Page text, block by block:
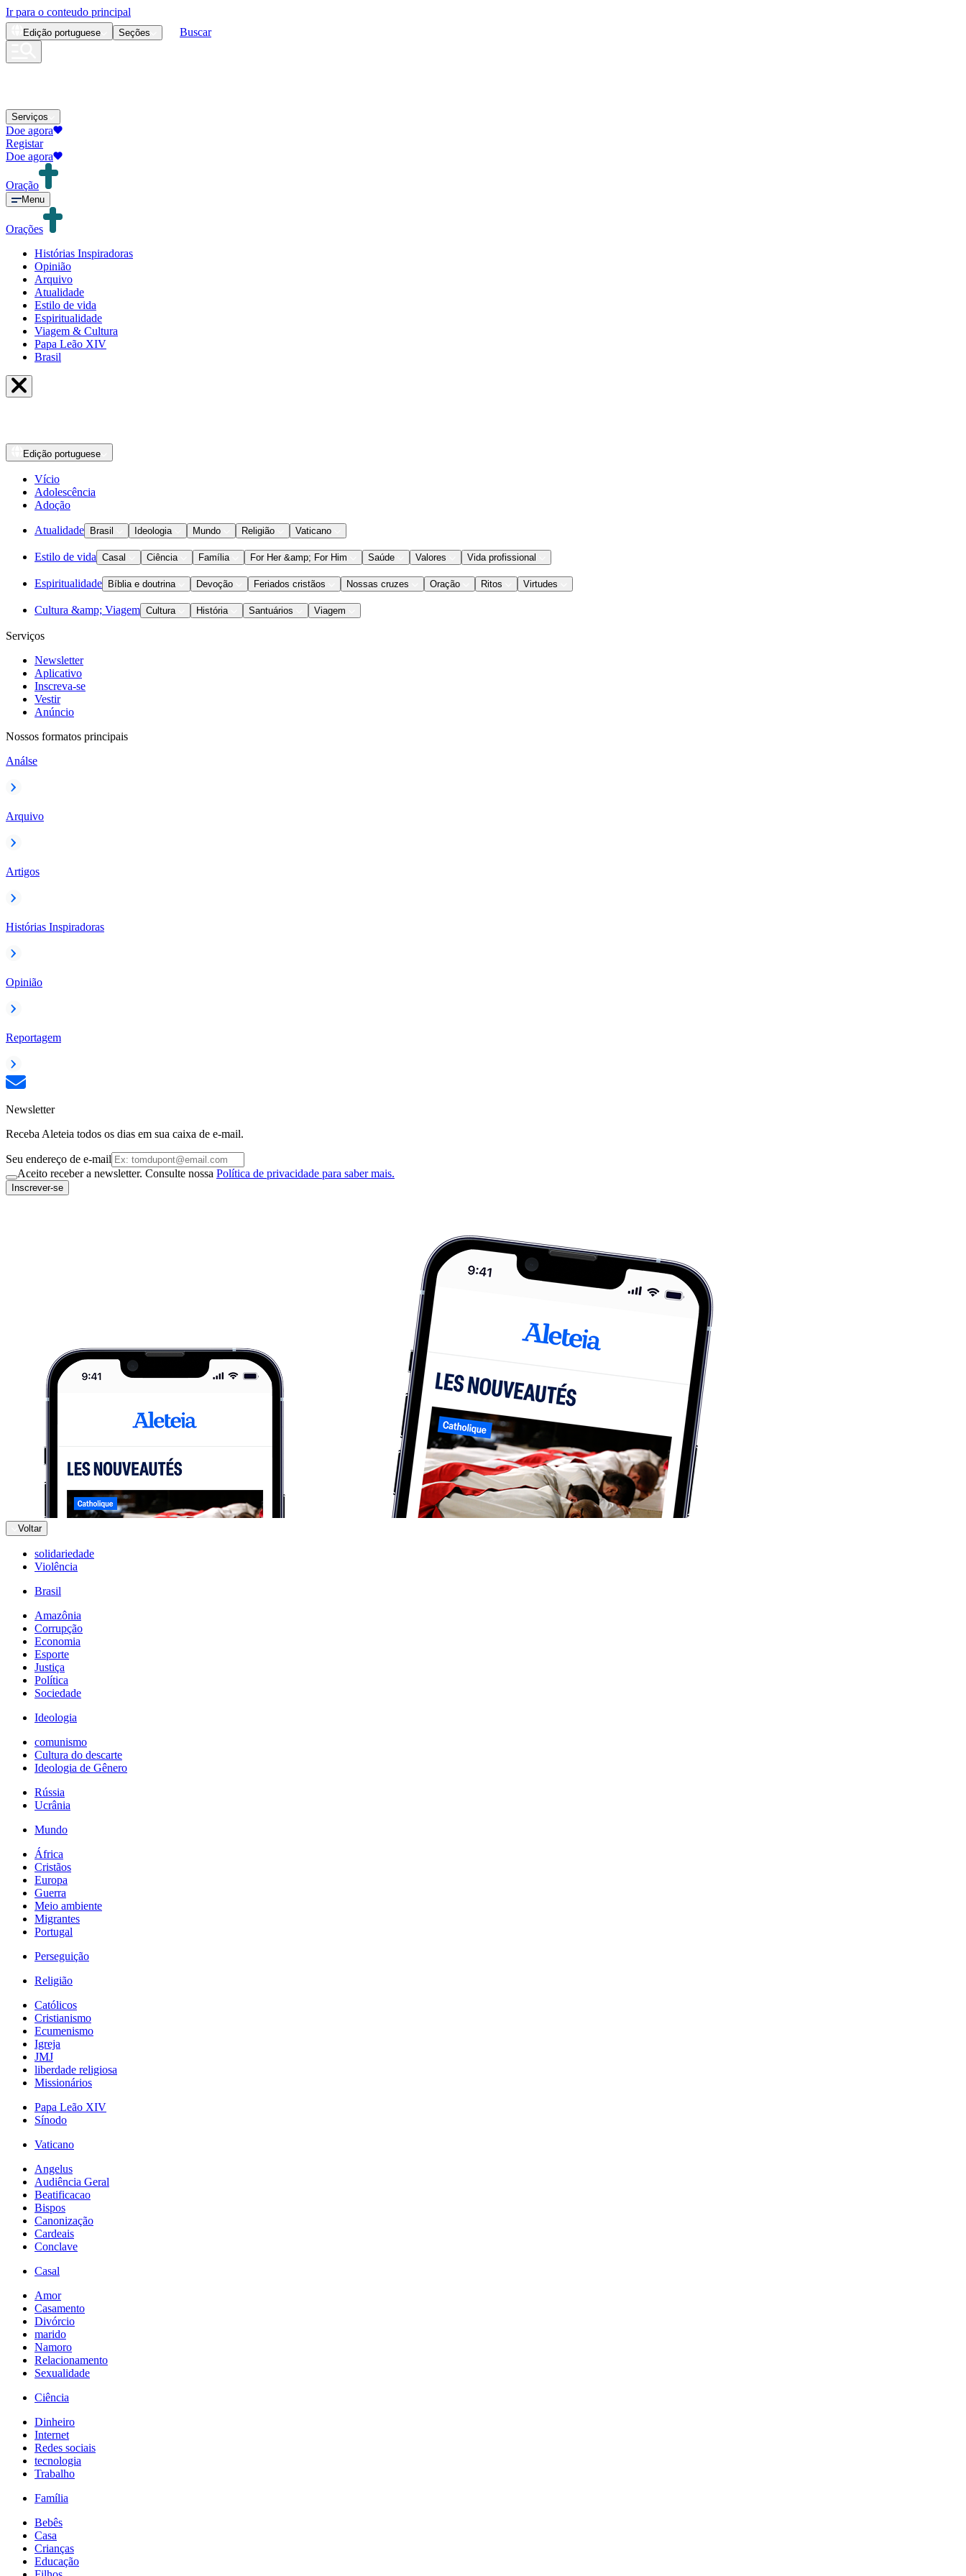
Ir para o conteudo principal
Edição portuguese Seções Buscar
Serviços
Doe agora
Registar
Doe agora
Oração
Menu
Orações
Histórias Inspiradoras
Opinião
Arquivo
Atualidade
Estilo de vida
Espiritualidade
Viagem & Cultura
Papa Leão XIV
Brasil
Edição portuguese
Vício
Adolescência
Adoção
Atualidade Brasil Ideologia Mundo Religião Vaticano
Estilo de vida Casal Ciência Família For Her &amp; For Him Saúde Valores Vida profissional
Espiritualidade Bíblia e doutrina Devoção Feriados cristãos Nossas cruzes Oração Ritos Virtudes
Cultura &amp; Viagem Cultura História Santuários Viagem
Serviços
Newsletter
Aplicativo
Inscreva-se
Vestir
Anúncio
Nossos formatos principais
Análse
Arquivo
Artigos
Histórias Inspiradoras
Opinião
Reportagem
Newsletter
Receba Aleteia todos os dias em sua caixa de e-mail.
Seu endereço de e-mail
Aceito receber a newsletter. Consulte nossa Política de privacidade para saber mais.
Inscrever-se
Voltar
solidariedade
Violência
Brasil
Amazônia
Corrupção
Economia
Esporte
Justiça
Política
Sociedade
Ideologia
comunismo
Cultura do descarte
Ideologia de Gênero
Rússia
Ucrânia
Mundo
África
Cristãos
Europa
Guerra
Meio ambiente
Migrantes
Portugal
Perseguição
Religião
Católicos
Cristianismo
Ecumenismo
Igreja
JMJ
liberdade religiosa
Missionários
Papa Leão XIV
Sínodo
Vaticano
Angelus
Audiência Geral
Beatificacao
Bispos
Canonização
Cardeais
Conclave
Casal
Amor
Casamento
Divórcio
marido
Namoro
Relacionamento
Sexualidade
Ciência
Dinheiro
Internet
Redes sociais
tecnologia
Trabalho
Família
Bebês
Casa
Crianças
Educação